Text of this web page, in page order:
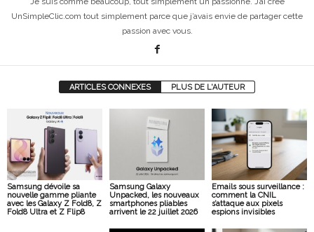
UnSimpleClic.com tout simplement parce que j’avais envie de partager cette
passion avec vous.
ARTICLES CONNEXES PLUS DE L'AUTEUR
Samsung dévoile sa
nouvelle gamme pliante
avec les Galaxy Z Fold8, Z
Fold8 Ultra et Z Flip8
Samsung Galaxy
Unpacked, les nouveaux
smartphones pliables
arrivent le 22 juillet 2026
Emails sous surveillance :
comment la CNIL
s’attaque aux pixels
espions invisibles